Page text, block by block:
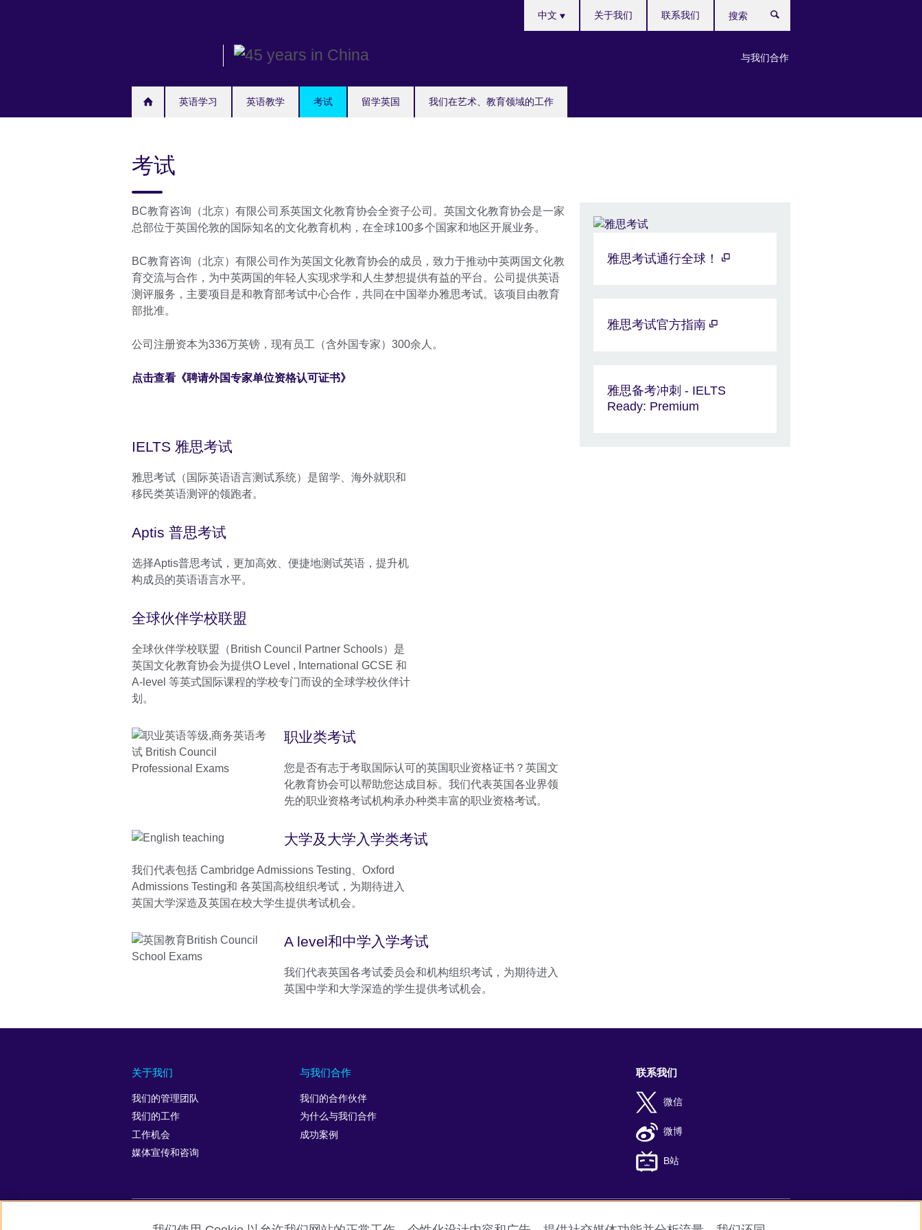
英语学习 英语教学 考试 留学英国 我们在艺术、教育领域的工作
your
中文
与我们合作
关于我们 联系我们
索
考试
BC教育咨询（北京）有限公司系英国文化教育协会全资子公司。英国文化教育协会是一家
总部位于英国伦敦的国际知名的文化教育机构，在全球100多个国家和地区开展业务。
BC教育咨询（北京）有限公司作为英国文化教育协会的成员，致力于推动中英两国文化教
育交流与合作，为中英两国的年轻人实现求学和人生梦想提供有益的平台。公司提供英语
测评服务，主要项目是和教育部考试中心合作，共同在中国举办雅思考试。该项目由教育
部批准。
公司注册资本为336万英镑，现有员工（含外国专家）300余人。
点击查看《聘请外国专家单位资格认可证书》
IELTS 雅思考试
雅思考试（国际英语语言测试系统）是留学、海外就职和
移民类英语测评的领跑者。
Aptis 普思考试
选择Aptis普思考试，更加高效、便捷地测试英语，提升机
构成员的英语语言水平。
全球伙伴学校联盟
全球伙伴学校联盟（British Council Partner Schools）是
英国文化教育协会为提供O Level , International GCSE 和
A-level 等英式国际课程的学校专门而设的全球学校伙伴计
划。
职业类考试
您是否有志于考取国际认可的英国职业资格证书？英国文
化教育协会可以帮助您达成目标。我们代表英国各业界领
先的职业资格考试机构承办种类丰富的职业资格考试。
大学及大学入学类考试
我们代表包括 Cambridge Admissions Testing、Oxford
Admissions Testing和 各英国高校组织考试，为期待进入
英国大学深造及英国在校大学生提供考试机会。
A level和中学入学考试
我们代表英国各考试委员会和机构组织考试，为期待进入
英国中学和大学深造的学生提供考试机会。
雅思考试通行全球！
雅思考试官方指南
雅思备考冲刺 - IELTS
Ready: Premium
关于我们
我们的管理团队
我们的工作
工作机会
媒体宣传和咨询
与我们合作
我们的合作伙伴
为什么与我们合作
成功案例
联系我们
微信
微博
B站